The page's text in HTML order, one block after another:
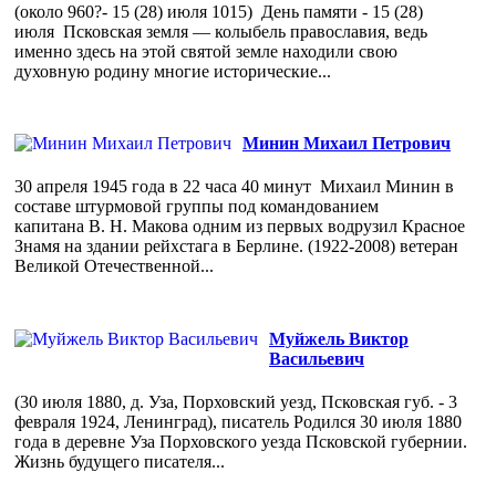
(около 960?- 15 (28) июля 1015) День памяти - 15 (28)
июля Псковская земля — колыбель православия, ведь
именно здесь на этой святой земле находили свою
духовную родину многие исторические...
Минин Михаил Петрович
30 апреля 1945 года в 22 часа 40 минут Михаил Минин в
составе штурмовой группы под командованием
капитана В. Н. Макова одним из первых водрузил Красное
Знамя на здании рейхстага в Берлине. (1922-2008) ветеран
Великой Отечественной...
Муйжель Виктор
Васильевич
(30 июля 1880, д. Уза, Порховский уезд, Псковская губ. - 3
февраля 1924, Ленинград), писатель Родился 30 июля 1880
года в деревне Уза Порховского уезда Псковской губернии.
Жизнь будущего писателя...